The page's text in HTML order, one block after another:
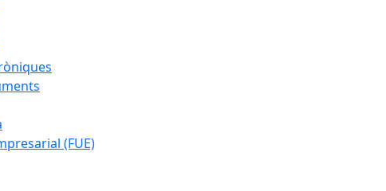
(FUE)